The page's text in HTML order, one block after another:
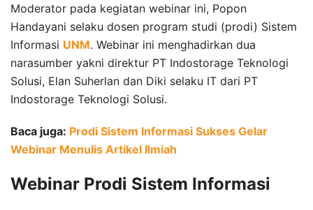
Moderator pada kegiatan webinar ini, Popon
Handayani selaku dosen program studi (prodi) Sistem
Informasi UNM. Webinar ini menghadirkan dua
narasumber yakni direktur PT Indostorage Teknologi
Solusi, Elan Suherlan dan Diki selaku IT dari PT
Indostorage Teknologi Solusi.
Baca juga: Prodi Sistem Informasi Sukses Gelar
Webinar Menulis Artikel Ilmiah
Webinar Prodi Sistem Informasi